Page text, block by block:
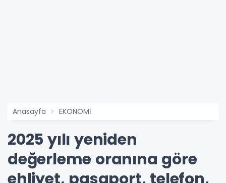
Anasayfa EKONOMİ
2025 yılı yeniden
değerleme oranına göre